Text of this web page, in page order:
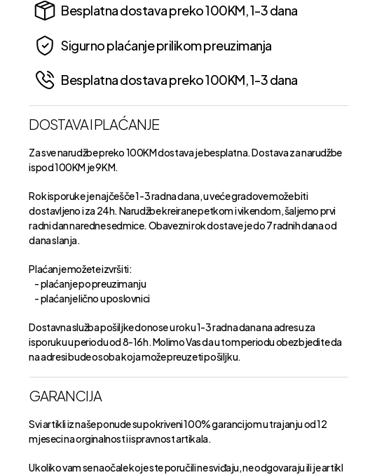
Besplatna dostava preko 100KM, 1-3 dana
Sigurno plaćanje prilikom preuzimanja
Besplatna dostava preko 100KM, 1-3 dana
DOSTAVA I PLAĆANJE
Za sve narudžbe preko 100KM dostava je besplatna. Dostava za narudžbe
ispod 100KM je 9KM.
Rok isporuke je najčešče 1-3 radna dana, u veće gradove može biti
dostavljeno i za 24h. Narudžbe kreirane petkom i vikendom, šaljemo prvi
radni dan naredne sedmice. Obavezni rok dostave je do 7 radnih dana od
dana slanja.
Plaćanje možete izvršiti:
- plaćanje po preuzimanju
- plaćanje lično u poslovnici
Dostavna služba pošiljke donose u roku 1-3 radna dana na adresu za
isporuku u periodu od 8-16h. Molimo Vas da u tom periodu obezbjedite da
na adresi bude osoba koja može preuzeti pošiljku.
GARANCIJA
Svi artikli iz naše ponude su pokriveni 100% garancijom u trajanju od 12
mjeseci na orginalnost i ispravnost artikala.
Ukoliko vam se naočale koje ste poručili ne sviđaju, ne odgovaraju ili je artikl